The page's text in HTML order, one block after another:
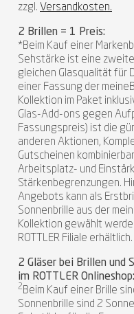
zzgl. Versandkosten.
2 Brillen = 1 Preis:
*Beim Kauf einer
Sehstärke ist eine
gleichen Glasqualität für
einer Fassung der
Kollektion im Paket
Glas-Add-ons gegen
Fassungspreis) ist die
anderen Aktionen,
Gutscheinen
Arbeitsplatz- und
Stärkenbegrenzungen.
Angebots kann als
Sonnenbrille aus der
Kollektion gewählt
ROTTLER Filiale erhältlich.
2 Gläser bei Brillen und
im ROTTLER Onlineshop:
2 Beim Kauf einer Brille
Sonnenbrille sind 2